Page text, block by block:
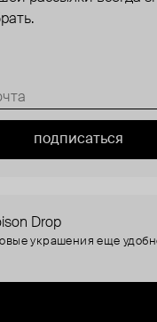
подписаться
Drop
украшения еще